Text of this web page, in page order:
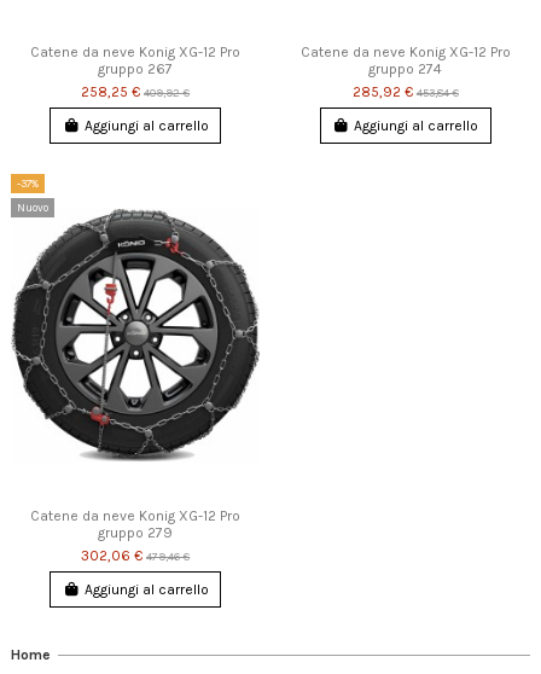
Catene da neve Konig XG-12 Pro
gruppo 267
258,25 €409,92 €
Aggiungi al carrello
Catene da neve Konig XG-12 Pro
gruppo 274
285,92 €453,84 €
Aggiungi al carrello
-37%
Nuovo
Catene da neve Konig XG-12 Pro
gruppo 279
302,06 €479,46 €
Aggiungi al carrello
Home